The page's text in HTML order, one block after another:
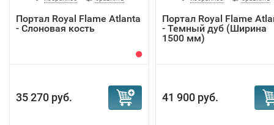
Портал Royal Flame Atlanta
- Слоновая кость
35 270 руб.
Портал Royal Flame
- Темный дуб (Ширина
1500 мм)
41 900 руб.